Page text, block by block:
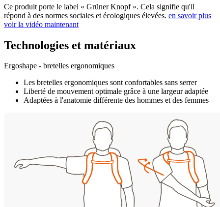
Ce produit porte le label « Grüner Knopf ». Cela signifie qu'il
répond à des normes sociales et écologiques élevées. en savoir plus
voir la vidéo maintenant
Technologies et matériaux
Ergoshape - bretelles ergonomiques
Les bretelles ergonomiques sont confortables sans serrer
Liberté de mouvement optimale grâce à une largeur adaptée
Adaptées à l'anatomie différente des hommes et des femmes